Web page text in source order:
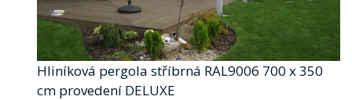
Hliníková pergola stříbrná RAL9006 700 x 350
cm provedení DELUXE